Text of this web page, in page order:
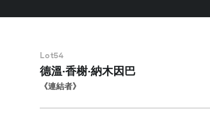
Lot54
德溫·香榭·納木因巴
《連結者》